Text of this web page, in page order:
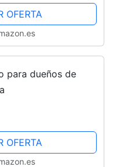
OFERTA
para dueños de
OFERTA